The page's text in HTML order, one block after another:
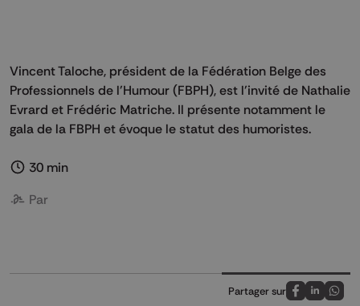
Vincent Taloche, président de la Fédération Belge des
Professionnels de l'Humour (FBPH), est l'invité de Nathalie
Evrard et Frédéric Matriche. Il présente notamment le
gala de la FBPH et évoque le statut des humoristes.
30 min
Par
Partager sur
Partagez sur
Partagez